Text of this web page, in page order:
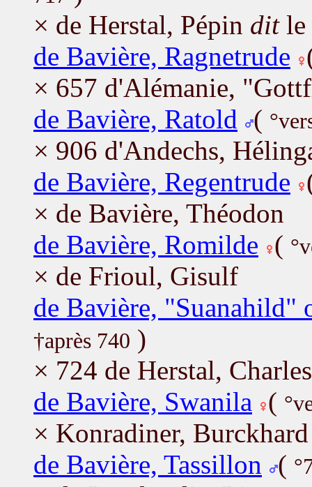
× de Herstal, Pépin ditle
de Bavière, Ragnetrude
× 657 d'Alémanie,
de Bavière, Ratold
(
× 906 d'Andechs,
de Bavière, Regentrude
× de Bavière, Théodon
de Bavière, Romilde (
× de Frioul, Gisulf
de Bavière, "Suanahild"
†après 740 )
× 724 de Herstal,
de Bavière, Swanila (
× Konradiner, Burckhard
de Bavière, Tassillon
(